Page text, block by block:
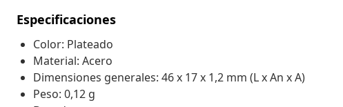
Especificaciones
Color: Plateado
Material: Acero
Dimensiones generales: 46 x 17 x 1,2 mm (L x An x A)
Peso: 0,12 g